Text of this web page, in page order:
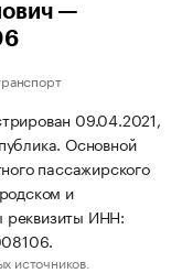
—
09.04.2021,
Основной
пассажирского
и
реквизиты ИНН:
источников.